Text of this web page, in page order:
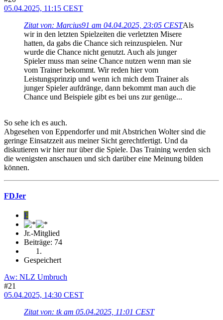
05.04.2025, 11:15 CEST
Zitat von: Marcius91 am 04.04.2025, 23:05 CESTAls
wir in den letzten Spielzeiten die verletzten Misere
hatten, da gabs die Chance sich reinzuspielen. Nur
wurde die Chance nicht genutzt. Auch als junger
Spieler muss man seine Chance nutzen wenn man sie
vom Trainer bekommt. Wir reden hier vom
Leistungsprinzip und wenn ich mich dem Trainer als
junger Spieler aufdränge, dann bekommt man auch die
Chance und Beispiele gibt es bei uns zur genüge...
So sehe ich es auch.
Abgesehen von Eppendorfer und mit Abstrichen Wolter sind die
geringe Einsatzzeit aus meiner Sicht gerechtfertigt. Und da
diskutieren wir hier nur über die Spiele. Das Training werden sich
die wenigsten anschauen und sich darüber eine Meinung bilden
können.
FDJer
F
Jr.-Mitglied
Beiträge: 74
Gespeichert
Aw: NLZ Umbruch
#21
05.04.2025, 14:30 CEST
Zitat von: tk am 05.04.2025, 11:01 CEST